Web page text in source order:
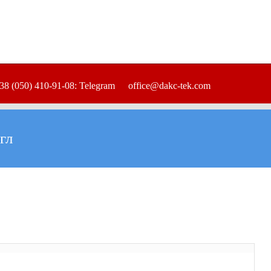
(050) 410-91-08: Telegram office@dakc-tek.com